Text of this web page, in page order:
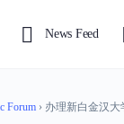
News Feed
Forum › 办理新白金汉大